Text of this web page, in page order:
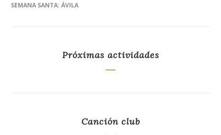
SEMANA SANTA: ÁVILA
Próximas actividades
Canción club